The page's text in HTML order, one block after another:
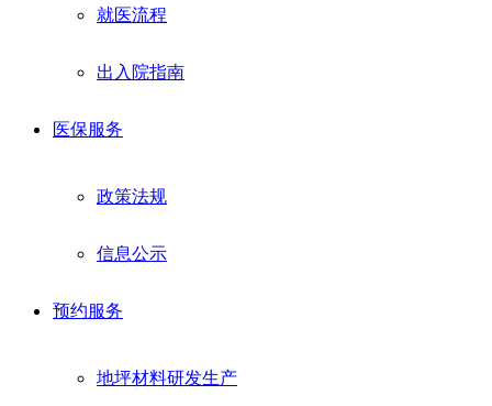
就医流程
出入院指南
医保服务
政策法规
信息公示
预约服务
地坪材料研发生产